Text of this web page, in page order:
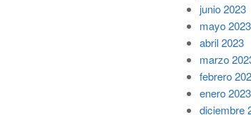
junio 2023
mayo 2023
abril 2023
marzo
febrero
enero 2023
diciembre